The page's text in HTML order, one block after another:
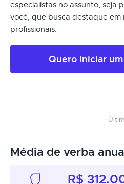
especialistas no assunto, seja
você, que busca destaque em
profissionais.
Quero iniciar
Média de verba
R$